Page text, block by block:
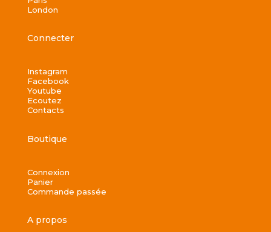
London
Connecter
Instagram
Facebook
Youtube
Ecoutez
Contacts
Boutique
Connexion
Panier
Commande passée
A propos